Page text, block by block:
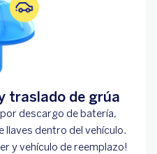
traslado de grúa
descargo de batería,
llaves dentro del vehículo.
y vehículo de reemplazo!